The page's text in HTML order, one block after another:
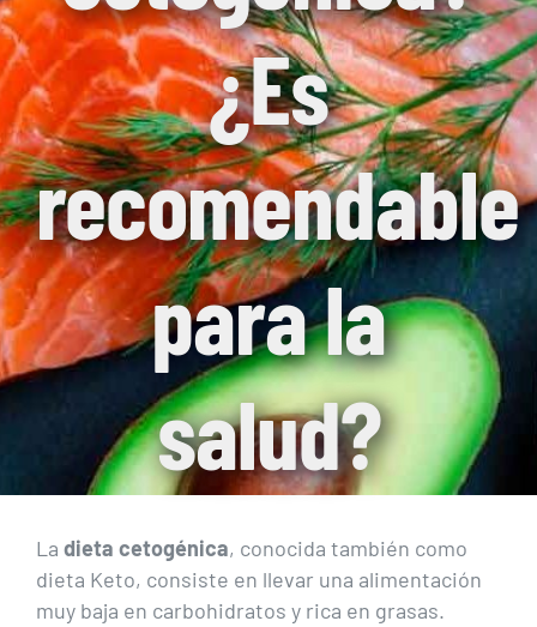
¿Es
recomendable
para la
salud?
La dieta cetogénica, conocida también como
dieta Keto, consiste en llevar una alimentación
muy baja en carbohidratos y rica en grasas.